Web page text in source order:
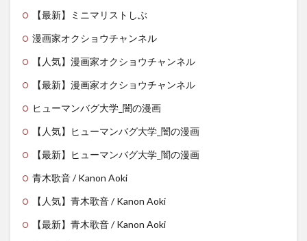
【最新】ミニマリストしぶ
漫画家オクショウチャンネル
【人気】漫画家オクショウチャンネル
【最新】漫画家オクショウチャンネル
ヒューマンバグ大学_闇の漫画
【人気】ヒューマンバグ大学_闇の漫画
【最新】ヒューマンバグ大学_闇の漫画
青木歌音 / Kanon Aoki
【人気】青木歌音 / Kanon Aoki
【最新】青木歌音 / Kanon Aoki